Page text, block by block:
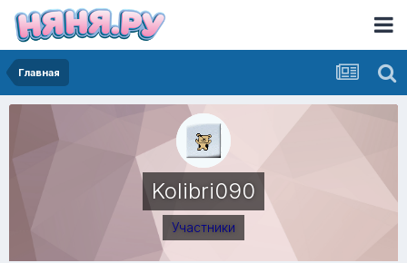
Главная
Kolibri090
Участники